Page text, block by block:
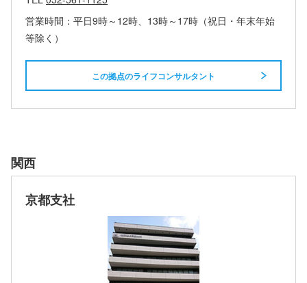
営業時間：平日9時～12時、13時～17時（祝日・年末年始
等除く）
この拠点のライフコンサルタント
関西
京都支社